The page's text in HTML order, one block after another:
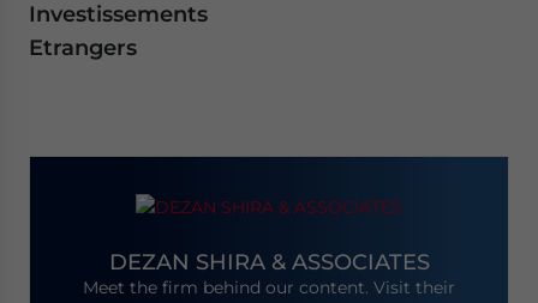
Investissements
Etrangers
DEZAN SHIRA & ASSOCIATES
Meet the firm behind our content. Visit their